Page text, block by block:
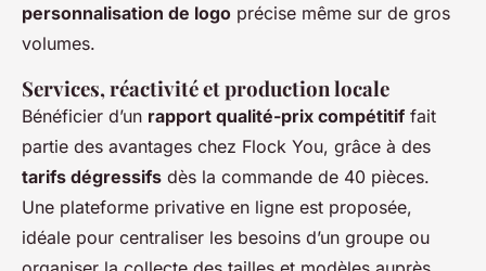
personnalisation de logo précise même sur de gros
volumes.
Services, réactivité et production locale
Bénéficier d’un rapport qualité-prix compétitif fait
partie des avantages chez Flock You, grâce à des
tarifs dégressifs dès la commande de 40 pièces.
Une plateforme privative en ligne est proposée,
idéale pour centraliser les besoins d’un groupe ou